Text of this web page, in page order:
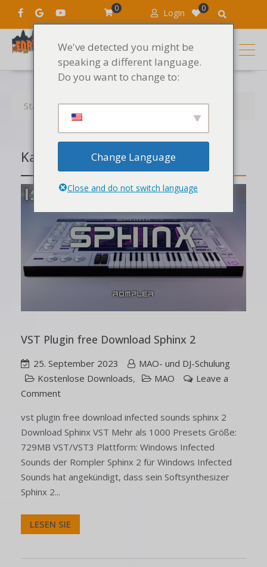
Login 0
0
Startseite Artikel MAO
Kategorie: MAO
VST Plugin free Download Sphinx 2
25. September 2023
MAO- und DJ-Schulung
Kostenlose Downloads, MAO
Leave a
Comment
vst plugin free download infected sounds sphinx 2
Download Sphinx VST Mehr als 1000 Presets Größe:
729MB VST/VST3 Plattform: Windows Infected
Sounds der Rompler Sphinx 2 für Windows Infected
Sounds hat angekündigt, dass sein Softsynthesizer
Sphinx 2...
LESEN SIE
We've detected you might be
speaking a different language.
Do you want to change to:
Change Language
Close and do not switch language